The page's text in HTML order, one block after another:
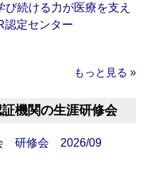
続ける力が医療を支え
定センター
もっと見る »
機関の生涯研修会
研修会 2026/09